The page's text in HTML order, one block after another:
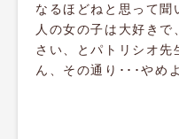
なるほどねと思って
人の女の子は大好き
さい、とパトリシオ
ん、その通り･･･やめ